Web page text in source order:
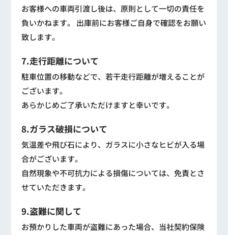
お客様への車両引渡し後は、原則として一切の責任を
負いかねます。 出庫前にお客様ご自身で確認をお願い
致します。
7.走行距離について
駐車位置の移動などで、若干走行距離が増えることが
ございます。
あらかじめご了承いただけますと幸いです。
8.ガラス破損について
気温差や飛び石により、ガラスに小さなヒビが入る場
合がございます。
自然現象や不可抗力による損傷については、免責とさ
せていただきます。
9.盗難に関して
お預かりした車両が盗難にあった場合、当社契約保険